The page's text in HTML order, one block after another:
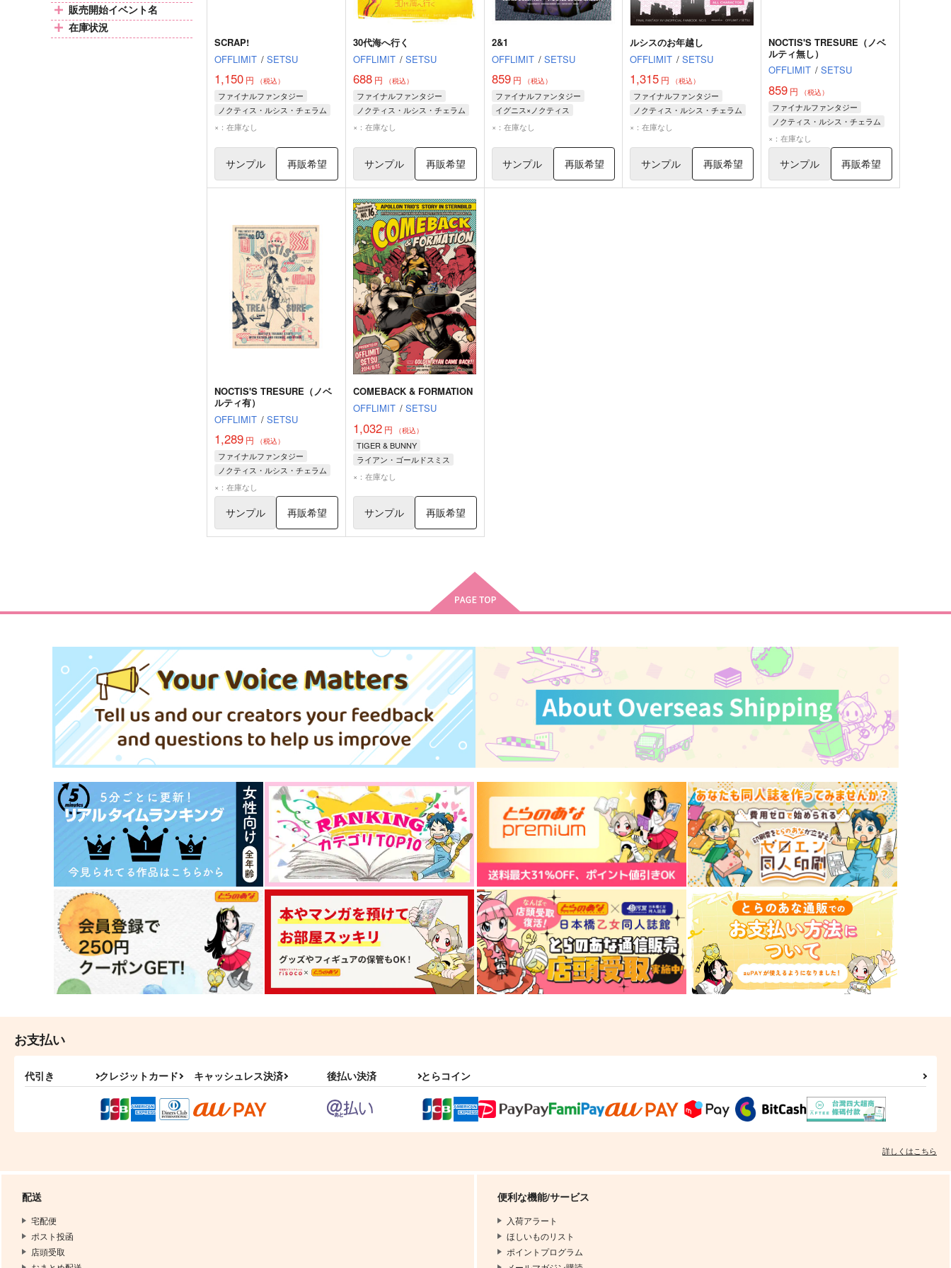
販売開始イベント名
在庫状況
SCRAP!
OFFLIMIT / SETSU
1,150 円 （税込）
ファイナルファンタジー
ノクティス・ルシス・チェラム
イグニス・スキエンティア
×：在庫なし
サンプル 再販希望
30代海へ行く
OFFLIMIT / SETSU
688円 （税込）
ファイナルファンタジー
ノクティス・ルシス・チェラム
イグニス・スキエンティア
×：在庫なし
サンプル 再販希望
2&1
OFFLIMIT / SETSU
859円 （税込）
ファイナルファンタジー
イグニス×ノクティス
ノクティス・ルシス・チェラム
×：在庫なし
サンプル 再販希望
ルシスのお年越し
OFFLIMIT / SETSU
1,315 円 （税込）
ファイナルファンタジー
ノクティス・ルシス・チェラム
イグニス・スキエンティア
×：在庫なし
サンプル 再販希望
NOCTIS'S TRESURE（ノベ
ルティ無し）
OFFLIMIT / SETSU
859 円 （税込）
ファイナルファンタジー
ノクティス・ルシス・チェラム
イグニス・スキエンティア
プロンプト・アージェンタム
×：在庫なし
サンプル 再販希望
NOCTIS'S TRESURE（ノベ
ルティ有）
OFFLIMIT / SETSU
1,289 円 （税込）
ファイナルファンタジー
ノクティス・ルシス・チェラム
イグニス・スキエンティア
プロンプト・アージェンタム
×：在庫なし
サンプル 再販希望
COMEBACK & FORMATION
OFFLIMIT / SETSU
1,032円 （税込）
TIGER & BUNNY
ライアン・ゴールドスミス
鏑木・T・虎徹
×：在庫なし
サンプル 再販希望
お支払い
代引き クレジットカード キャッシュレス決済 後払い決済 とらコイン
詳しくはこちら
配送
宅配便
ポスト投函
店頭受取
便利な機能/サービス
入荷アラート
ほしいものリスト
ポイントプログラム